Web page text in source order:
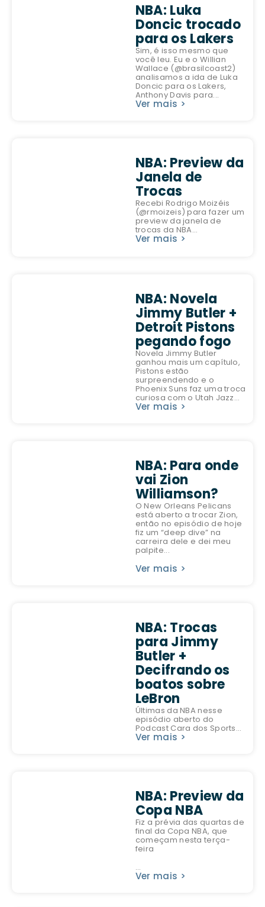
NBA: Luka
Doncic trocado
para os Lakers
Sim, é isso mesmo que
você leu. Eu e o Willian
Wallace (@brasilcoast2)
analisamos a ida de Luka
Doncic para os Lakers,
Anthony Davis para...
Ver mais >
NBA: Preview da
Janela de
Trocas
Recebi Rodrigo Moizéis
(@rmoizeis) para fazer um
preview da janela de
trocas da NBA...
Ver mais >
NBA: Novela
Jimmy Butler +
Detroit Pistons
pegando fogo
Novela Jimmy Butler
ganhou mais um capítulo,
Pistons estão
surpreendendo e o
Phoenix Suns faz uma troca
curiosa com o Utah Jazz...
Ver mais >
NBA: Para onde
vai Zion
Williamson?
O New Orleans Pelicans
está aberto a trocar Zion,
então no episódio de hoje
fiz um “deep dive” na
carreira dele e dei meu
palpite...
Ver mais >
NBA: Trocas
para Jimmy
Butler +
Decifrando os
boatos sobre
LeBron
Últimas da NBA nesse
episódio aberto do
Podcast Cara dos Sports...
Ver mais >
NBA: Preview da
Copa NBA
Fiz a prévia das quartas de
final da Copa NBA, que
começam nesta terça-
feira
...
Ver mais >